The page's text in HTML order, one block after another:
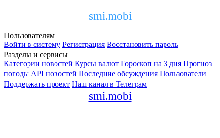
smi.mobi
Пользователям
Войти в систему Регистрация Восстановить пароль
Разделы и сервисы
Категории новостей Курсы валют Гороскоп на 3 дня Прогноз
погоды API новостей Последние обсуждения Пользователи
Поддержать проект Наш канал в Телеграм
smi.mobi